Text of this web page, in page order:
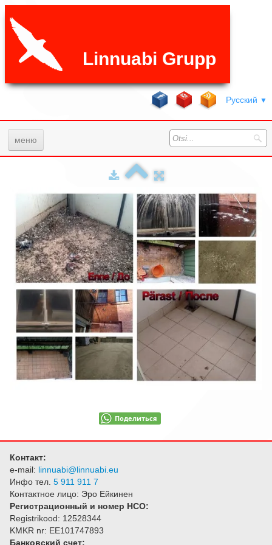
Linnuabi Grupp
Русский ▼
меню
Галерея
ЧаВо
Цены
О фирме
Контакт
Поделиться
Контакт:
e-mail: linnuabi@linnuabi.eu
Инфо тел. 5 911 911 7
Контактное лицо: Эро Ейкинен
Регистрационный и номер НСО:
Registrikood: 12528344
KMKR nr: EE101747893
Банковский счет: